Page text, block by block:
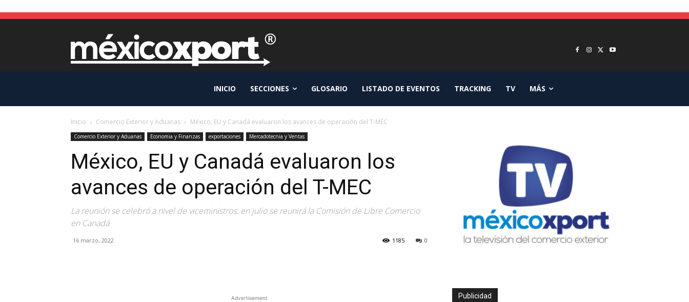
INICIO SECCIONES GLOSARIO LISTADO DE EVENTOS TRACKING TV MÁS
Inicio Comercio Exterior y Aduanas México, EU y Canadá evaluaron los avances de operación del T-MEC
Comercio Exterior y Aduanas Economia y Finanzas exportaciones Mercadotecnia y Ventas
México, EU y Canadá evaluaron los
avances de operación del T-MEC
La reunión se celebró a nivel de viceministros; en julio se reunirá la Comisión de Libre Comercio
en Canadá
16 marzo, 2022 0
1185
Advertisement Publicidad